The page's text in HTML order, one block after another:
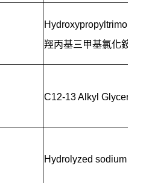
羥丙基三甲基氯化銨透
C12-13 Alkyl Glyceryl
Hydrolyzed sodium